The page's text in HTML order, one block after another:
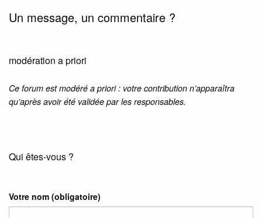
Un message, un commentaire ?
modération a priori
Ce forum est modéré a priori : votre contribution n’apparaîtra
qu’après avoir été validée par les responsables.
Qui êtes-vous ?
Votre nom (obligatoire)